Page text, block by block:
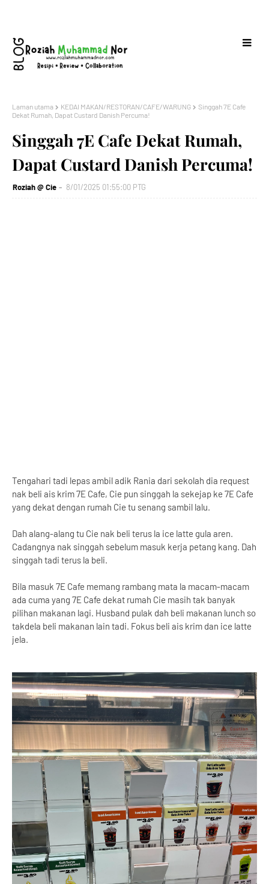
Laman utama KEDAI MAKAN/RESTORAN/CAFE/WARUNG
Singgah 7E Cafe
Dekat Rumah, Dapat Custard Danish Percuma!
Singgah 7E Cafe Dekat Rumah,
Dapat Custard Danish Percuma!
Roziah @ Cie 8/01/2025 01:55:00 PTG
Tengahari tadi lepas ambil adik Rania dari sekolah dia request
nak beli ais krim 7E Cafe, Cie pun singgah la sekejap ke 7E Cafe
yang dekat dengan rumah Cie tu senang sambil lalu.
Dah alang-alang tu Cie nak beli terus la ice latte gula aren.
Cadangnya nak singgah sebelum masuk kerja petang kang. Dah
singgah tadi terus la beli.
Bila masuk 7E Cafe memang rambang mata la macam-macam
ada cuma yang 7E Cafe dekat rumah Cie masih tak banyak
pilihan makanan lagi. Husband pulak dah beli makanan lunch so
takdela beli makanan lain tadi. Fokus beli ais krim dan ice latte
jela.